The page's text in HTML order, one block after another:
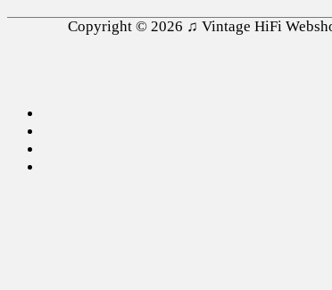
Copyright © 2026 ♫ Vintage HiFi